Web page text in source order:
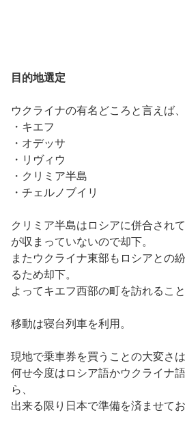
目的地選定
ウクライナの有名どころと言えば
・キエフ
・オデッサ
・リヴィウ
・クリミア半島
・チェルノブイリ
クリミア半島はロシアに併合され
が収まっていないので却下。
またウクライナ東部もロシアとの
るため却下。
よってキエフ西部の町を訪れること
移動は寝台列車を利用。
現地で乗車券を買うことの大変さ
何せ今度はロシア語かウクライナ
ら、
出来る限り日本で準備を済ませて